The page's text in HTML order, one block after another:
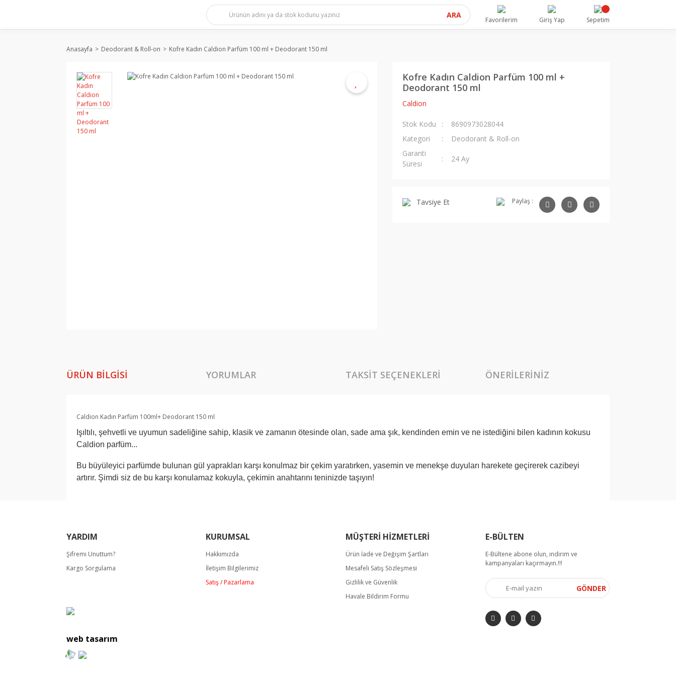
ARA
Favorilerim Giriş Yap Sepetim
Anasayfa Deodorant & Roll-on Kofre Kadın Caldion Parfüm 100 ml + Deodorant 150 ml
Kofre Kadın Caldion Parfüm 100 ml +
Deodorant 150 ml
Caldion
Stok Kodu
8690973028044
Kategori
Deodorant & Roll-on
Garanti
Süresi
24 Ay
Tavsiye Et Paylaş :
ÜRÜN BILGISI YORUMLAR TAKSIT SEÇENEKLERI ÖNERILERINIZ
Caldion Kadın Parfüm 100ml+ Deodorant 150 ml
Işıltılı, şehvetli ve uyumun sadeliğine sahip, klasik ve zamanın ötesinde olan, sade ama şık, kendinden emin ve ne istediğini bilen kadının kokusu
Caldion parfüm...
Bu büyüleyici parfümde bulunan gül yaprakları karşı konulmaz bir çekim yaratırken, yasemin ve menekşe duyuları harekete geçirerek cazibeyi
artırır. Şimdi siz de bu karşı konulamaz kokuyla, çekimin anahtarını teninizde taşıyın!
Yorum Yaz
Ürün açıklamasında eksik bilgiler bulunuyor.
Ürün bilgilerinde hatalar bulunuyor.
Ürün fiyatı diğer sitelerden daha pahalı.
YARDIM
Şifremi Unuttum?
Kargo Sorgulama
KURUMSAL
Hakkımızda
İletişim Bilgilerimiz
Satış / Pazarlama
MÜŞTERİ HİZMETLERİ
Ürün İade ve Değişim Şartları
Mesafeli Satış Sözleşmesi
Gizlilik ve Güvenlik
Havale Bildirim Formu
web tasarım
E-BÜLTEN
E-Bültene abone olun, indirim ve
kampanyaları kaçırmayın.!!!
GÖNDER